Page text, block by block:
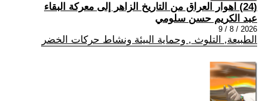
(24) اهوار العراق من التاريخ الزاهر إلى معركة البقاء
عبد الكريم حسن سلومي
2026 / 8 / 9
الطبيعة, التلوث , وحماية البيئة ونشاط حركات الخضر